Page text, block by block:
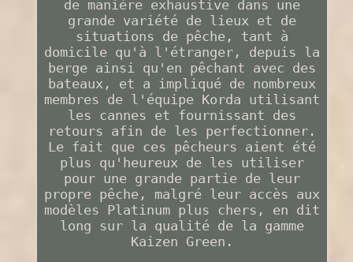
de manière exhaustive dans une
grande variété de lieux et de
situations de pêche, tant à
domicile qu'à l'étranger, depuis la
berge ainsi qu'en pêchant avec des
bateaux, et a impliqué de nombreux
membres de l'équipe Korda utilisant
les cannes et fournissant des
retours afin de les perfectionner.
Le fait que ces pêcheurs aient été
plus qu'heureux de les utiliser
pour une grande partie de leur
propre pêche, malgré leur accès aux
modèles Platinum plus chers, en dit
long sur la qualité de la gamme
Kaizen Green.